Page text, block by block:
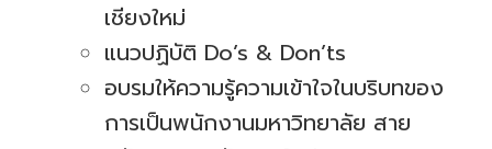
เชียงใหม่
แนวปฏิบัติ Do’s & Don’ts
อบรมให้ความรู้ความเข้าใจในบริบทของ
การเป็นพนักงานมหาวิทยาลัย สาย